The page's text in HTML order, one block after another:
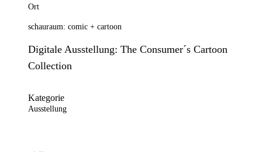
Ort
schauraum: comic + cartoon
Digitale Ausstellung: The Consumer´s Cartoon
Collection
Kategorie
Ausstellung